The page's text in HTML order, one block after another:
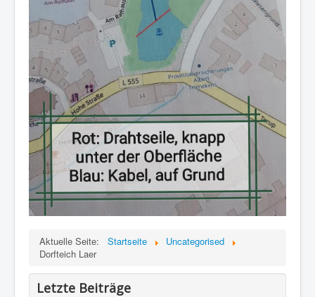
Aktuelle Seite: Startseite
Uncategorised
Dorfteich Laer
Letzte Beiträge